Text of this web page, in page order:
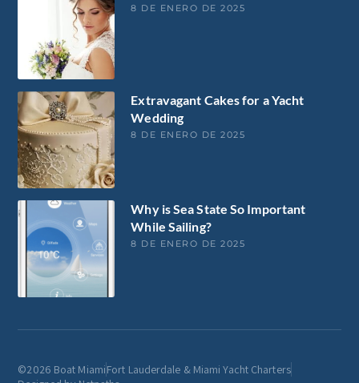
8 DE ENERO DE 2025
Extravagant Cakes for a Yacht
Wedding
8 DE ENERO DE 2025
Why is Sea State So Important
While Sailing?
8 DE ENERO DE 2025
©2026 Boat MiamiFort Lauderdale & Miami Yacht Charters